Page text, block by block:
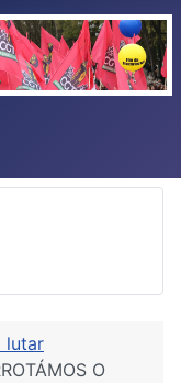
lutar
O